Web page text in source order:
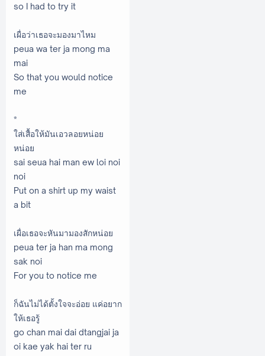
so I had to try it
เผื่อว่าเธอจะมองมาไหม
peua wa ter ja mong ma
mai
So that you would notice
me
*
ใส่เสื้อให้มันเอวลอยหน่อย
หน่อย
sai seua hai man ew loi noi
noi
Put on a shirt up my waist
a bit
เผื่อเธอจะหันมามองสักหน่อย
peua ter ja han ma mong
sak noi
For you to notice me
ก็ฉันไม่ได้ตั้งใจจะอ่อย แค่อยาก
ให้เธอรู้
go chan mai dai dtangjai ja
oi kae yak hai ter ru